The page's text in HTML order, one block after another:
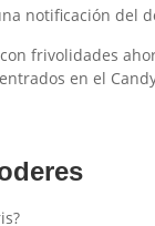
notificación del
frivolidades
en el